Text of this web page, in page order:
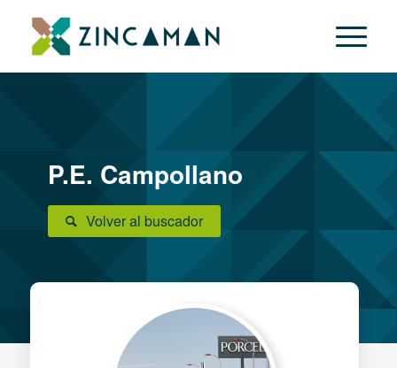
P.E. Campollano
Volver al buscador